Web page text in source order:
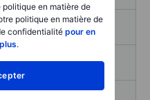
en matière de
politique en matière de
confidentialité pour en
.
Trust